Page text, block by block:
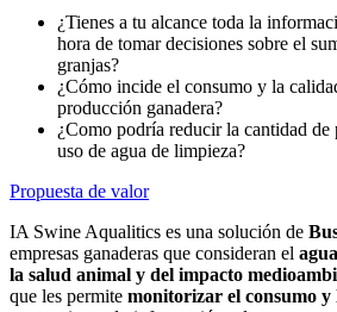
¿Tienes a tu alcance toda la
hora de tomar decisiones sobre el
granjas?
¿Cómo incide el consumo y la
producción ganadera?
¿Como podría reducir la cantidad
uso de agua de limpieza?
Propuesta de valor
IA Swine Aqualitics es una solución de
empresas ganaderas que consideran el
la salud animal y del impacto
que les permite monitorizar el consumo y